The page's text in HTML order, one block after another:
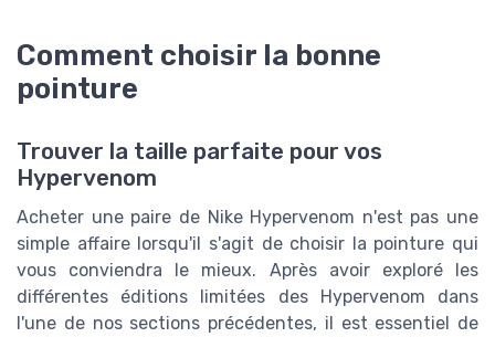
Comment choisir la bonne
pointure
Trouver la taille parfaite pour vos
Hypervenom
Acheter une paire de Nike Hypervenom n'est pas une
simple affaire lorsqu'il s'agit de choisir la pointure qui
vous conviendra le mieux. Après avoir exploré les
différentes éditions limitées des Hypervenom dans
l'une de nos sections précédentes, il est essentiel de